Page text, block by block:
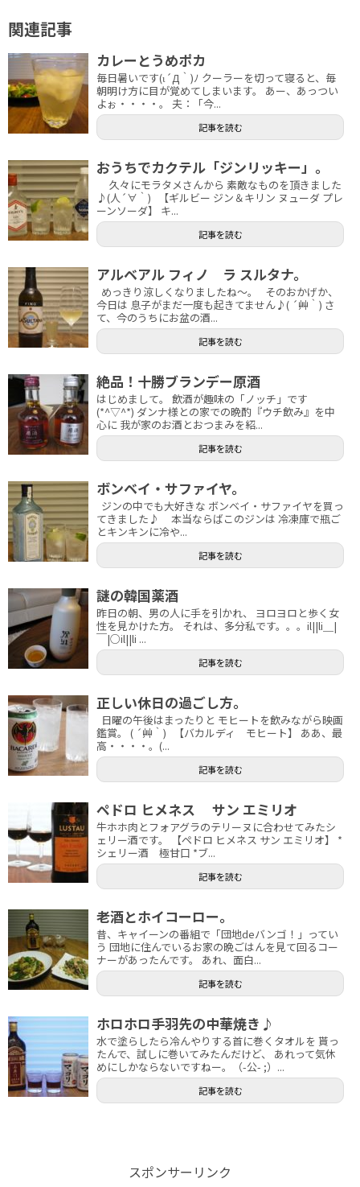
関連記事
カレーとうめポカ
毎日暑いです(ι´Д｀)ﾉ クーラーを切って寝ると、毎
朝明け方に目が覚めてしまいます。 あー、あっつい
よぉ・・・・。 夫：「今...
記事を読む
おうちでカクテル「ジンリッキー」。
久々にモラタメさんから 素敵なものを頂きました
♪(人´∀｀) 【ギルビー ジン＆キリン ヌューダ プレ
ーンソーダ】 キ...
記事を読む
アルベアル フィノ ラ スルタナ。
めっきり涼しくなりましたね～。 そのおかげか、
今日は 息子がまだ一度も起きてません♪( ´艸｀) さ
て、今のうちにお盆の酒...
記事を読む
絶品！十勝ブランデー原酒
はじめまして。 飲酒が趣味の「ノッチ」です
(*^▽^*) ダンナ様との家での晩酌『ウチ飲み』を中
心に 我が家のお酒とおつまみを紹...
記事を読む
ボンベイ・サファイヤ。
ジンの中でも大好きな ボンベイ・サファイヤを買っ
てきました♪ 本当ならばこのジンは 冷凍庫で瓶ご
とキンキンに冷や...
記事を読む
謎の韓国薬酒
昨日の朝、男の人に手を引かれ、 ヨロヨロと歩く女
性を見かけた方。 それは、多分私です。。。il||li＿|
￣|○il||li ...
記事を読む
正しい休日の過ごし方。
日曜の午後はまったりと モヒートを飲みながら映画
鑑賞。 ( ´艸｀) 【バカルディ モヒート】 ああ、最
高・・・・。(...
記事を読む
ペドロ ヒメネス サン エミリオ
牛ホホ肉とフォアグラのテリーヌに合わせてみたシ
ェリー酒です。 【ペドロ ヒメネス サン エミリオ】 *
シェリー酒 極甘口 *ブ...
記事を読む
老酒とホイコーロー。
昔、キャイーンの番組で「団地deバンゴ！」ってい
う 団地に住んでいるお家の晩ごはんを見て回るコー
ナーがあったんです。 あれ、面白...
記事を読む
ホロホロ手羽先の中華焼き♪
水で塗らしたら冷んやりする首に巻くタオルを 貰っ
たんで、試しに巻いてみたんだけど、 あれって気休
めにしかならないですねー。（-公- ;）...
記事を読む
スポンサーリンク